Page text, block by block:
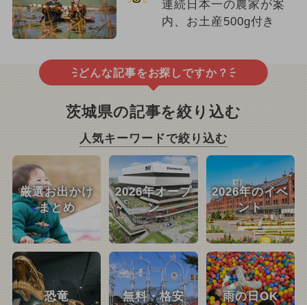
連続日本一の農家が案
内、お土産500g付き
どんな記事をお探しですか？
茨城県の記事を絞り込む
人気キーワードで絞り込む
厳選お出かけ
まとめ
2026年オープ
ン
2026年のイベ
ント
恐竜 無料・格安 雨の日OK